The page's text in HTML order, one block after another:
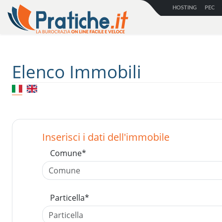
HOSTING PEC
Elenco Immobili
Inserisci i dati dell'immobile
comune*
Particella*